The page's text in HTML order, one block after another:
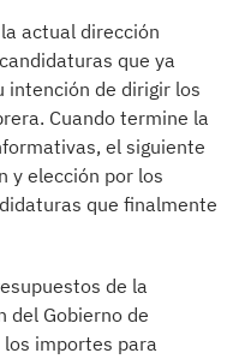
actual dirección
que ya
intención de dirigir los
Cuando termine la
el siguiente
y elección por los
que finalmente
de la
del Gobierno de
importes para